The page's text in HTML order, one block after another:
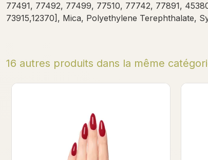
77491, 77492, 77499, 77510, 77742, 77891,
73915,12370], Mica, Polyethylene Terephthalate,
16 autres produits dans la même